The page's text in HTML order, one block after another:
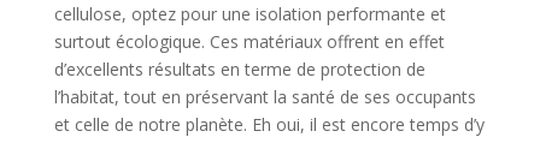
cellulose, optez pour une isolation performante et
surtout écologique. Ces matériaux offrent en effet
d’excellents résultats en terme de protection de
l’habitat, tout en préservant la santé de ses occupants
et celle de notre planète. Eh oui, il est encore temps d’y